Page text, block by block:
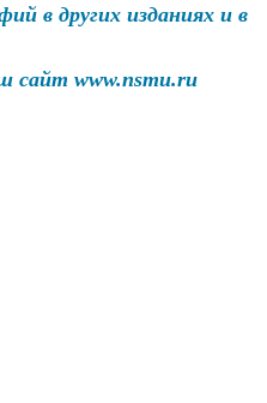
в других изданиях и в
сайт www.nsmu.ru